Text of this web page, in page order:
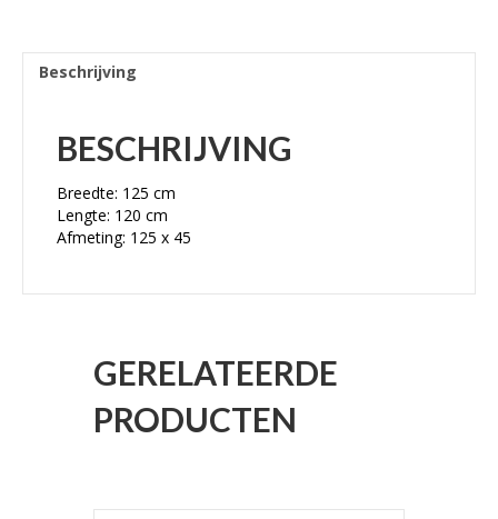
Beschrijving
BESCHRIJVING
Breedte: 125 cm
Lengte: 120 cm
Afmeting: 125 x 45
GERELATEERDE
PRODUCTEN